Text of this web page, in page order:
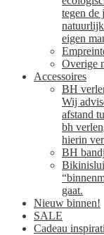
tegen de
eigen
Overige
Accessoires
BH
Wij
afstand
bh
hierin
BH
gaat.
Nieuw binnen!
SALE
Cadeau